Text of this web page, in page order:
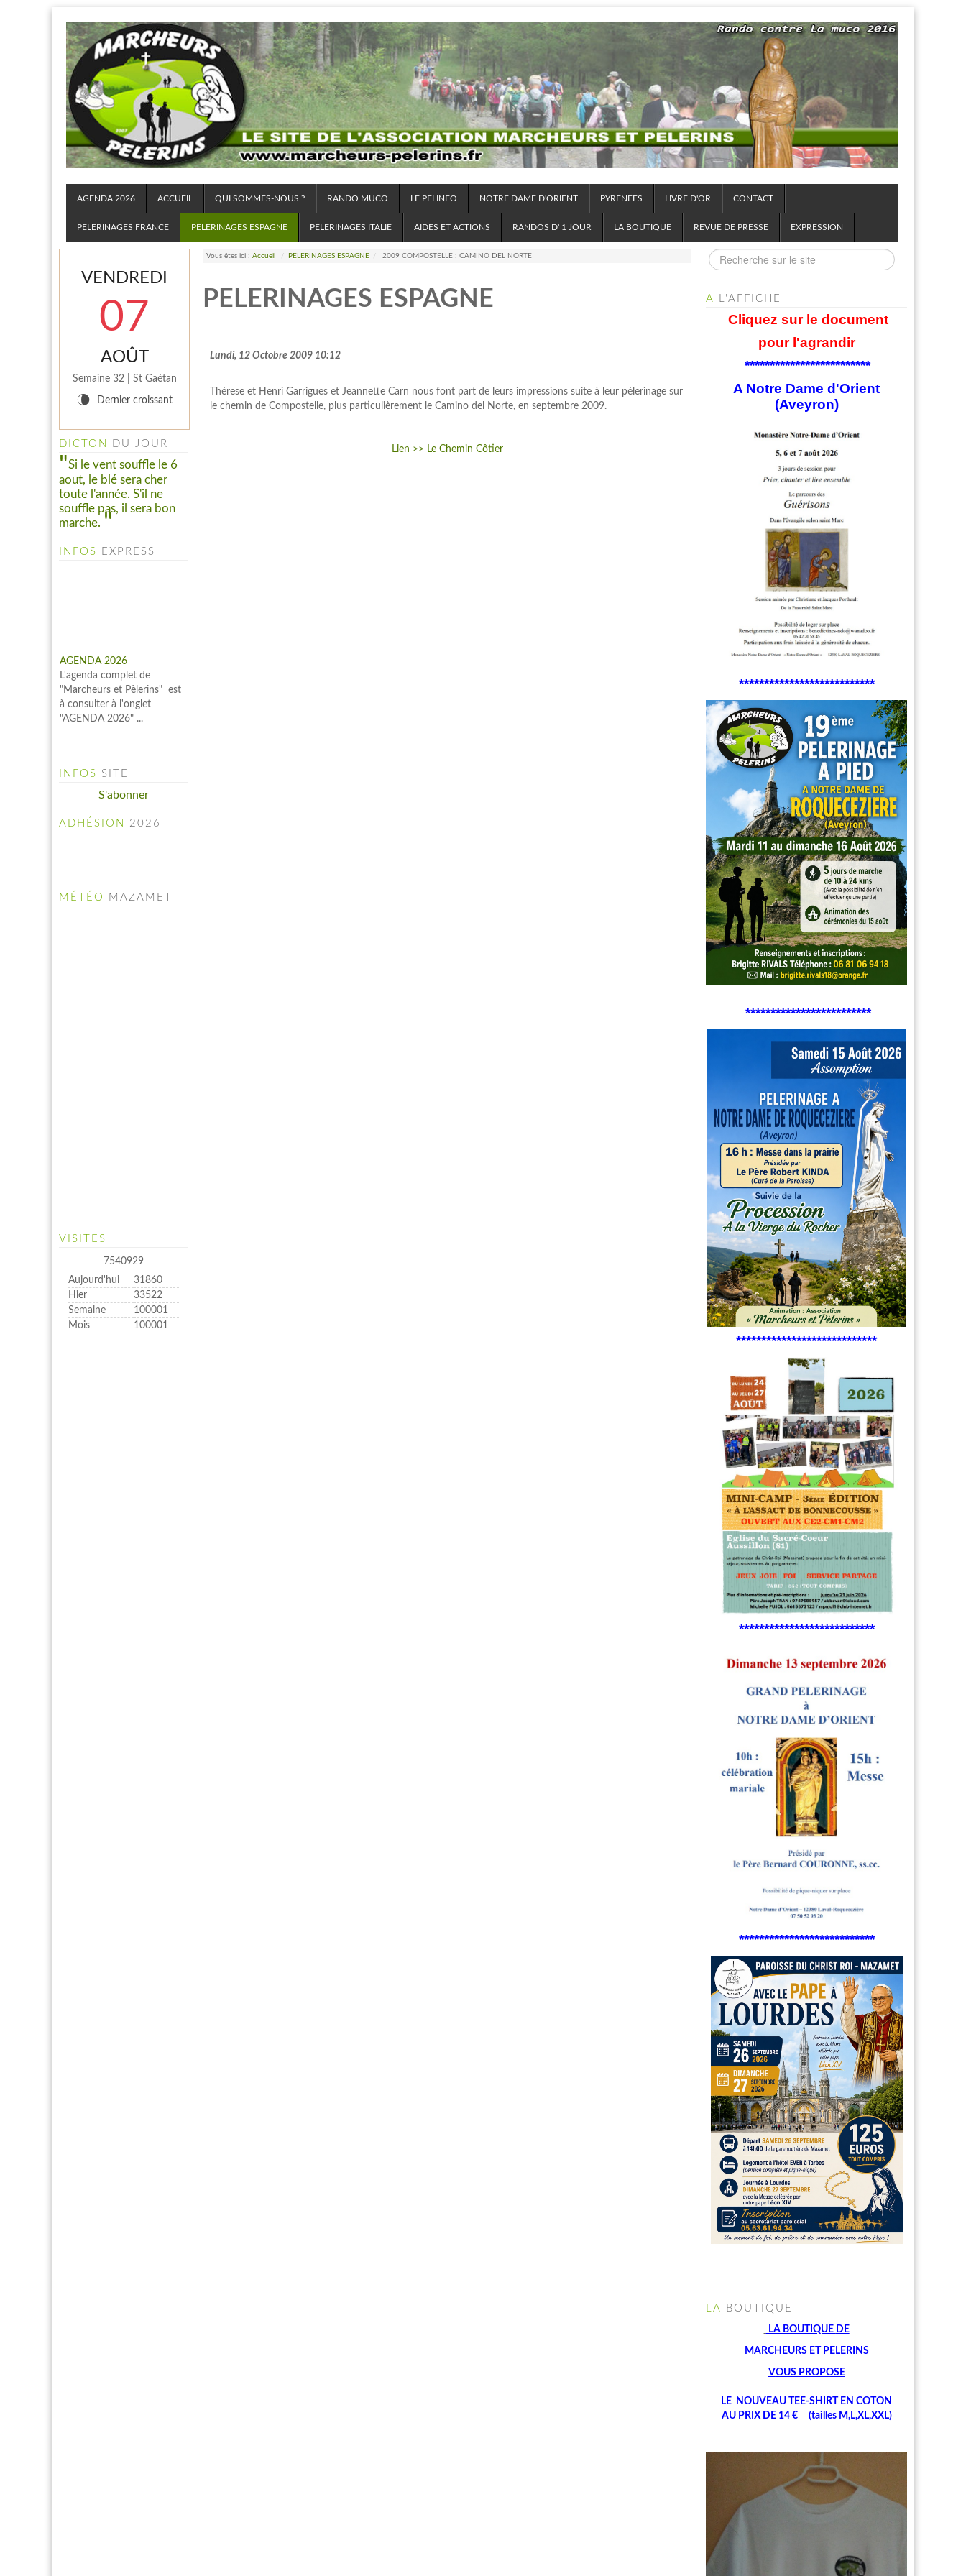
AGENDA 2026 ACCUEIL QUI SOMMES-NOUS ? RANDO MUCO LE PELINFO NOTRE DAME D'ORIENT PYRENEES LIVRE D'OR CONTACT
PELERINAGES FRANCE PELERINAGES ESPAGNE PELERINAGES ITALIE AIDES ET ACTIONS RANDOS D' 1 JOUR LA BOUTIQUE REVUE DE PRESSE EXPRESSION
Vous êtes ici : Accueil / PELERINAGES ESPAGNE / 2009 COMPOSTELLE : CAMINO DEL NORTE
PELERINAGES ESPAGNE
Lundi, 12 Octobre 2009 10:12
Thérese et Henri Garrigues et Jeannette Carn nous font part de leurs impressions suite à leur pélerinage sur
le chemin de Compostelle, plus particulièrement le Camino del Norte, en septembre 2009.
Lien >> Le Chemin Côtier
VENDREDI
07
AOÛT
Semaine 32 | St Gaétan
V Dernier croissant
DICTON DU JOUR
Si le vent souffle le 6
aout, le blé sera cher
toute l'année. S'il ne
souffle pas, il sera bon
marche.
INFOS EXPRESS
Le PELINFO N° 109 du 1
juillet 2026 vient de sortir : A
consulter à la rubrique "LE
PELINFO"...
à consulter à l'onglet
"AGENDA 2026" ...
INFOS SITE
S'abonner
ADHÉSION 2026
MÉTÉO MAZAMET
VISITES
7540929
Aujourd'hui
31860
Hier
33522
Semaine
100001
Mois
100001
A L'AFFICHE
Cliquez sur le document
pour l'agrandir
*************************
A Notre Dame d'Orient
(Aveyron)
***************************
*************************
****************************
***************************
***************************
LA BOUTIQUE
LA BOUTIQUE DE
MARCHEURS ET PELERINS
VOUS PROPOSE
LE NOUVEAU TEE-SHIRT EN COTON
AU PRIX DE 14 € (tailles M,L,XL,XXL)